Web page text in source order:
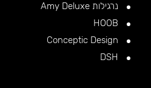
נרגילות Amy Deluxe